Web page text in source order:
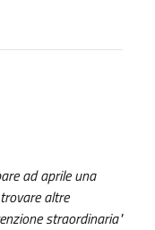
ad aprile una
altre
straordinaria"